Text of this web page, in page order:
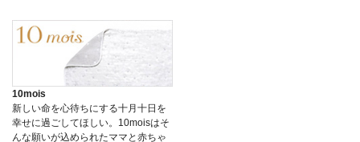
10mois
新しい命を心待ちにする十月十日を
幸せに過ごしてほしい。10moisはそ
んな願いが込められたママと赤ちゃ